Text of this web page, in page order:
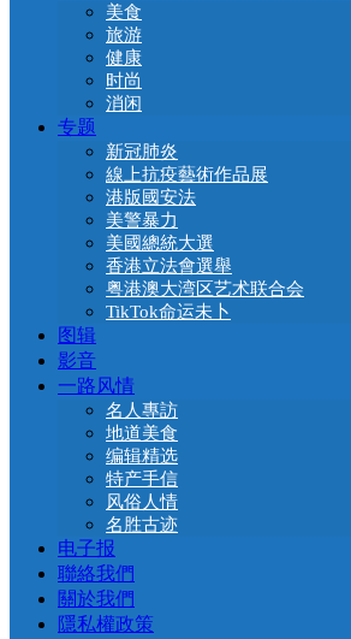
美食
旅游
健康
时尚
消闲
专题
新冠肺炎
線上抗疫藝術作品展
港版國安法
美警暴力
美國總統大選
香港立法會選舉
粤港澳大湾区艺术联合会
TikTok命运未卜
图辑
影音
一路风情
名人專訪
地道美食
编辑精选
特产手信
风俗人情
名胜古迹
电子报
聯絡我們
關於我們
隱私權政策